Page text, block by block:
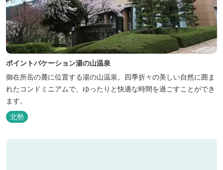
ポイントバケーション湯の山温泉
御在所岳の麓に位置する湯の山温泉。四季折々の美しい自然に囲ま
れたコンドミニアムで、ゆったりと快適な時間を過ごすことができ
ます。
北勢